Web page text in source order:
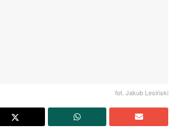
fot. Jakub Lesiński